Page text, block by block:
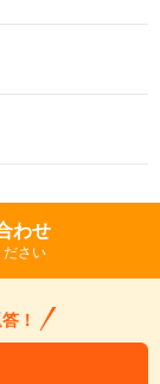
わせ
ださい
！